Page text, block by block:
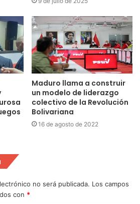
Maduro llama a construir
un modelo de liderazgo
colectivo de la Revolución
Bolivariana
16 de agosto de 2022
no será publicada. Los campos
con *